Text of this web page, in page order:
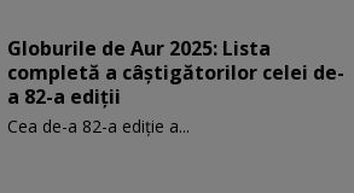
Globurile de Aur 2025: Lista
completă a câștigătorilor celei de-
a 82-a ediții
Cea de-a 82-a ediție a...